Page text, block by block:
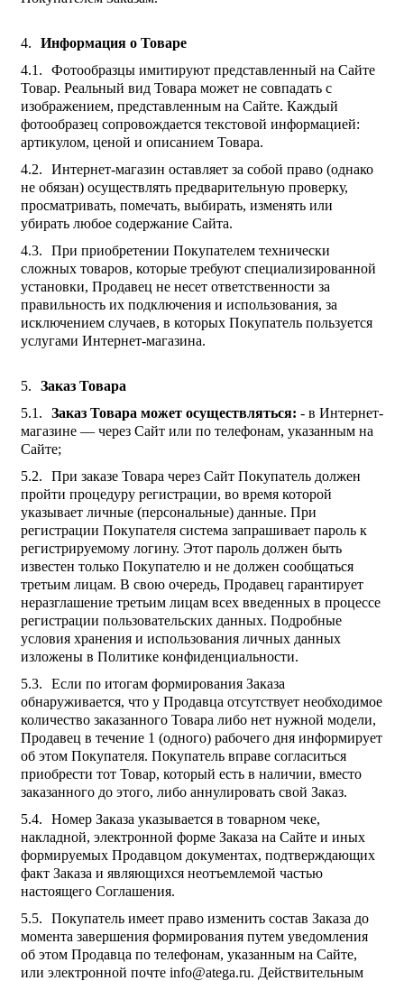
Информация о Товаре
Фотообразцы имитируют представленный на Сайте
Товар. Реальный вид Товара может не совпадать с
изображением, представленным на Сайте. Каждый
фотообразец сопровождается текстовой информацией:
артикулом, ценой и описанием Товара.
Интернет-магазин оставляет за собой право (однако
не обязан) осуществлять предварительную проверку,
просматривать, помечать, выбирать, изменять или
убирать любое содержание Сайта.
При приобретении Покупателем технически
сложных товаров, которые требуют специализированной
установки, Продавец не несет ответственности за
правильность их подключения и использования, за
исключением случаев, в которых Покупатель пользуется
услугами Интернет-магазина.
Заказ Товара
Заказ Товара может осуществляться: - в Интернет-
магазине — через Сайт или по телефонам, указанным на
Сайте;
При заказе Товара через Сайт Покупатель должен
пройти процедуру регистрации, во время которой
указывает личные (персональные) данные. При
регистрации Покупателя система запрашивает пароль к
регистрируемому логину. Этот пароль должен быть
известен только Покупателю и не должен сообщаться
третьим лицам. В свою очередь, Продавец гарантирует
неразглашение третьим лицам всех введенных в процессе
регистрации пользовательских данных. Подробные
условия хранения и использования личных данных
изложены в Политике конфиденциальности.
Если по итогам формирования Заказа
обнаруживается, что у Продавца отсутствует необходимое
количество заказанного Товара либо нет нужной модели,
Продавец в течение 1 (одного) рабочего дня информирует
об этом Покупателя. Покупатель вправе согласиться
приобрести тот Товар, который есть в наличии, вместо
заказанного до этого, либо аннулировать свой Заказ.
Номер Заказа указывается в товарном чеке,
накладной, электронной форме Заказа на Сайте и иных
формируемых Продавцом документах, подтверждающих
факт Заказа и являющихся неотъемлемой частью
настоящего Соглашения.
Покупатель имеет право изменить состав Заказа до
момента завершения формирования путем уведомления
об этом Продавца по телефонам, указанным на Сайте,
или электронной почте info@atega.ru. Действительным